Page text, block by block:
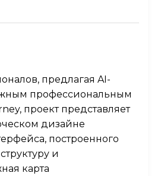
предлагая AI-
профессиональным
проект представляет
дизайне
построенного
и
карта